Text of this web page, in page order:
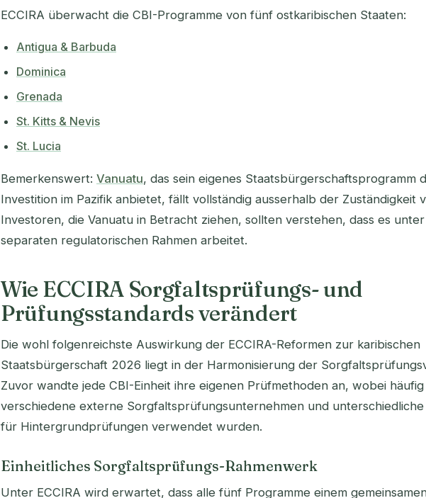
ECCIRA überwacht die CBI-Programme von fünf ostkaribischen Staaten:
Antigua & Barbuda
Dominica
Grenada
St. Kitts & Nevis
St. Lucia
Bemerkenswert: Vanuatu, das sein eigenes Staatsbürgerschaftsprogramm
Investition im Pazifik anbietet, fällt vollständig ausserhalb der Zuständigkeit
Investoren, die Vanuatu in Betracht ziehen, sollten verstehen, dass es
separaten regulatorischen Rahmen arbeitet.
Wie ECCIRA Sorgfaltsprüfungs- und
Prüfungsstandards verändert
Die wohl folgenreichste Auswirkung der ECCIRA-Reformen zur karibischen
Staatsbürgerschaft 2026 liegt in der Harmonisierung der
Zuvor wandte jede CBI-Einheit ihre eigenen Prüfmethoden an, wobei häufig
verschiedene externe Sorgfaltsprüfungsunternehmen und unterschiedliche
für Hintergrundprüfungen verwendet wurden.
Einheitliches Sorgfaltsprüfungs-Rahmenwerk
Unter ECCIRA wird erwartet, dass alle fünf Programme einem